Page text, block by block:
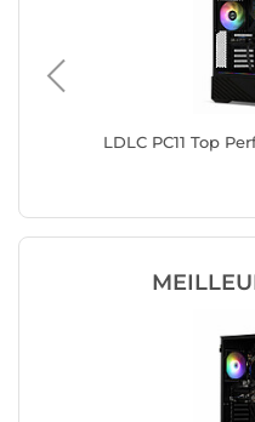
LDLC PC11 Top